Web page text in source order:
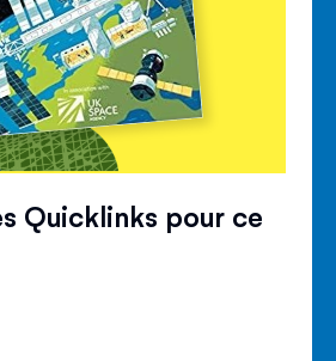
Quicklinks pour ce